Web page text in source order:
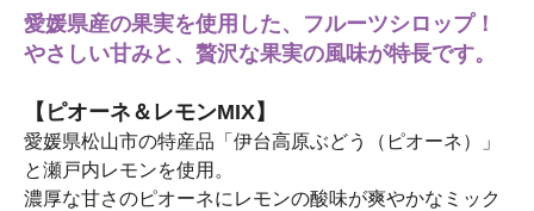
愛媛県産の果実を使用した、フルーツシロップ！
やさしい甘みと、贅沢な果実の風味が特長です。
【ピオーネ＆レモンMIX】
愛媛県松山市の特産品「伊台高原ぶどう（ピオーネ）」
と瀬戸内レモンを使用。
濃厚な甘さのピオーネにレモンの酸味が爽やかなミック